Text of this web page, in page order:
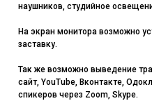
наушников, студийное
На экран монитора возможно
заставку.
Так же возможно выведение
сайт, YouTube, Вконтакте,
спикеров через Zoom, Skype.